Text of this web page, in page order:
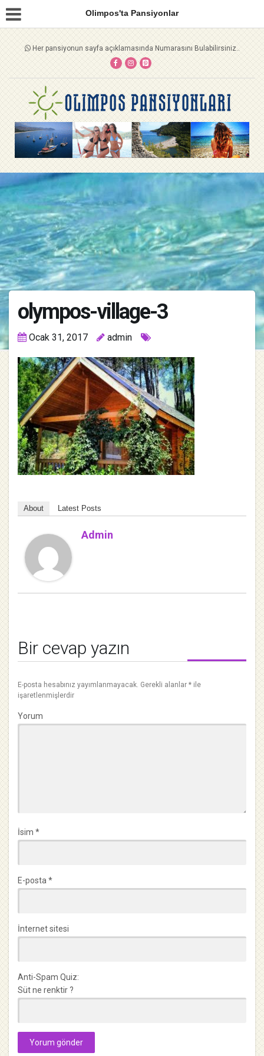
Olimpos'ta Pansiyonlar
Her pansiyonun sayfa açıklamasında Numarasını Bulabilirsiniz..
olympos-village-3
Ocak 31, 2017 admin
About Latest Posts
Admin
Bir cevap yazın
E-posta hesabınız yayımlanmayacak. Gerekli alanlar * ile
işaretlenmişlerdir
Yorum
İsim *
E-posta *
İnternet sitesi
Anti-Spam Quiz:
Süt ne renktir ?